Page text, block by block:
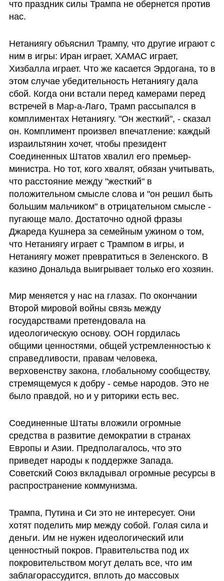
что праздник силы Трампа не обернется против
нас.
Нетаниягу объяснил Трампу, что другие играют с
ним в игры: Иран играет, ХАМАС играет,
Хизбалла играет. Что же касается Эрдогана, то в
этом случае убедительность Нетаниягу дала
сбой. Когда они встали перед камерами перед
встречей в Мар-а-Лаго, Трамп рассыпался в
комплиментах Нетаниягу. "Он жесткий", - сказал
он. Комплимент произвел впечатление: каждый
израильтянин хочет, чтобы президент
Соединенных Штатов хвалил его премьер-
министра. Но тот, кого хвалят, обязан учитывать,
что расстояние между "жесткий" в
положительном смысле слова и "он решил быть
большим мальчиком" в отрицательном смысле -
пугающе мало. Достаточно одной фразы
Джареда Кушнера за семейным ужином о том,
что Нетаниягу играет с Трампом в игры, и
Нетаниягу может превратиться в Зеленского. В
казино Дональда выигрывает только его хозяин.
Мир меняется у нас на глазах. По окончании
Второй мировой войны связь между
государствами претендовала на
идеологическую основу. ООН гордилась
общими ценностями, общей устремленностью к
справедливости, правам человека,
верховенству закона, глобальному сообществу,
стремящемуся к добру - семье народов. Это не
было правдой, но и у риторики есть вес.
Соединенные Штаты вложили огромные
средства в развитие демократии в странах
Европы и Азии. Предполагалось, что это
приведет народы к поддержке Запада.
Советский Союз вкладывал огромные ресурсы в
распространение коммунизма.
Трампа, Путина и Си это не интересует. Они
хотят поделить мир между собой. Голая сила и
деньги. Им не нужен идеологический или
ценностный покров. Правительства под их
покровительством могут делать все, что им
заблагорассудится, вплоть до массовых